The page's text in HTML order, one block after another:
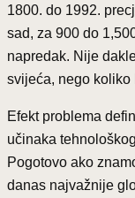
1800. do 1992.
sad, za 900 do
napredak. Nije
svijeća, nego koliko
Efekt problema
učinaka
Pogotovo ako
danas najvažnije